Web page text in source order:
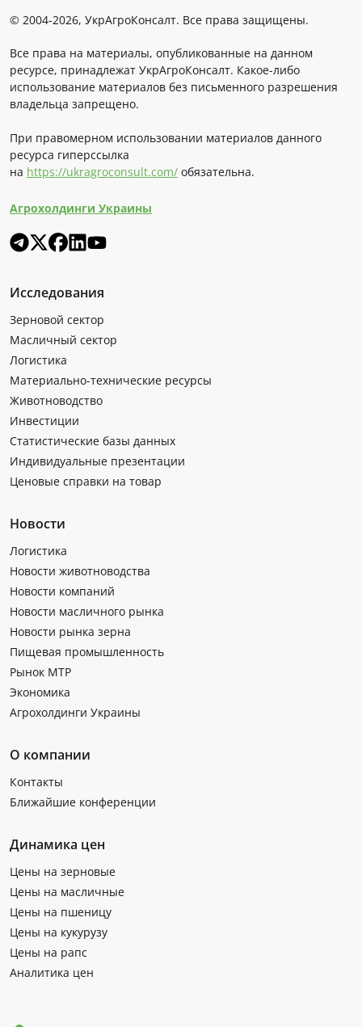
© 2004-2026, УкрАгроКонсалт. Все права защищены.
Все права на материалы, опубликованные на данном
ресурсе, принадлежат УкрАгроКонсалт. Какое-либо
использование материалов без письменного разрешения
владельца запрещено.
При правомерном использовании материалов данного
ресурса гиперссылка
на https://ukragroconsult.com/ обязательна.
Агрохолдинги Украины
Исследования
Зерновой сектор
Масличный сектор
Логистика
Материально-технические ресурсы
Животноводство
Инвестиции
Статистические базы данных
Индивидуальные презентации
Ценовые справки на товар
Новости
Логистика
Новости животноводства
Новости компаний
Новости масличного рынка
Новости рынка зерна
Пищевая промышленность
Рынок МТР
Экономика
Агрохолдинги Украины
О компании
Контакты
Ближайшие конференции
Динамика цен
Цены на зерновые
Цены на масличные
Цены на пшеницу
Цены на кукурузу
Цены на рапс
Аналитика цен